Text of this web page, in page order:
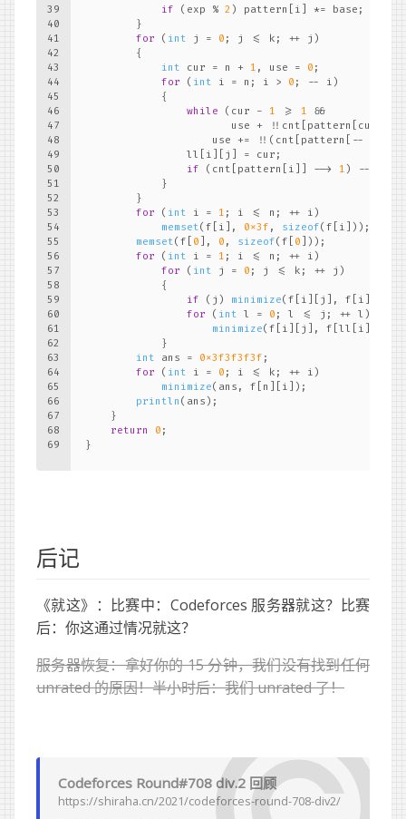
39
40
41
42
43
44
45
46
47
48
49
50
51
52
53
54
55
56
57
58
59
60
61
62
63
64
65
66
67
68
69
if (exp % 2 ) pattern[i] *= base;
        }
for ( int j = 0 ; j <= k; ++ j)
        {
int cur = n + 1 , use = 0 ;
for ( int i = n; i > 0 ; -- i)
            {
while (cur - 1 >= 1 &&
                       use + !!cnt[pattern[cur -
use += !!(cnt[pattern[-- cur]]
                ll[i][j] = cur;
if (cnt[pattern[i]] --> 1 ) -- use;
            }
        }
for ( int i = 1 ; i <= n; ++ i)
memset(f[i], 0x3f , sizeof(f[i]));
memset(f[ 0 ], 0 , sizeof(f[ 0 ]));
for ( int i = 1 ; i <= n; ++ i)
for ( int j = 0 ; j <= k; ++ j)
            {
if (j) minimize(f[i][j], f[i][j -
for ( int l = 0 ; l <= j; ++ l)
minimize(f[i][j], f[ll[i][l]
            }
int ans = 0x3f3f3f3f ;
for ( int i = 0 ; i <= k; ++ i)
minimize(ans, f[n][i]);
println (ans);
    }
return
0 ;
}
后记
《就这》：比赛中：Codeforces 服务器就这？比赛
后：你这通过情况就这？
服务器恢复：拿好你的 15 分钟，我们没有找到任何
unrated 的原因！半小时后：我们 unrated 了！
Codeforces Round#708 div.2 回顾
https://shiraha.cn/2021/codeforces-round-708-div2/